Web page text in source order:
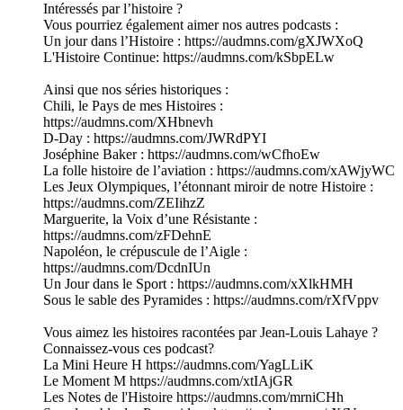
Intéressés par l’histoire ?
Vous pourriez également aimer nos autres podcasts :
Un jour dans l’Histoire : https://audmns.com/gXJWXoQ
L'Histoire Continue: https://audmns.com/kSbpELw
Ainsi que nos séries historiques :
Chili, le Pays de mes Histoires :
https://audmns.com/XHbnevh
D-Day : https://audmns.com/JWRdPYI
Joséphine Baker : https://audmns.com/wCfhoEw
La folle histoire de l’aviation : https://audmns.com/xAWjyWC
Les Jeux Olympiques, l’étonnant miroir de notre Histoire :
https://audmns.com/ZEIihzZ
Marguerite, la Voix d’une Résistante :
https://audmns.com/zFDehnE
Napoléon, le crépuscule de l’Aigle :
https://audmns.com/DcdnIUn
Un Jour dans le Sport : https://audmns.com/xXlkHMH
Sous le sable des Pyramides : https://audmns.com/rXfVppv
Vous aimez les histoires racontées par Jean-Louis Lahaye ?
Connaissez-vous ces podcast?
La Mini Heure H https://audmns.com/YagLLiK
Le Moment M https://audmns.com/xtIAjGR
Les Notes de l'Histoire https://audmns.com/mrniCHh